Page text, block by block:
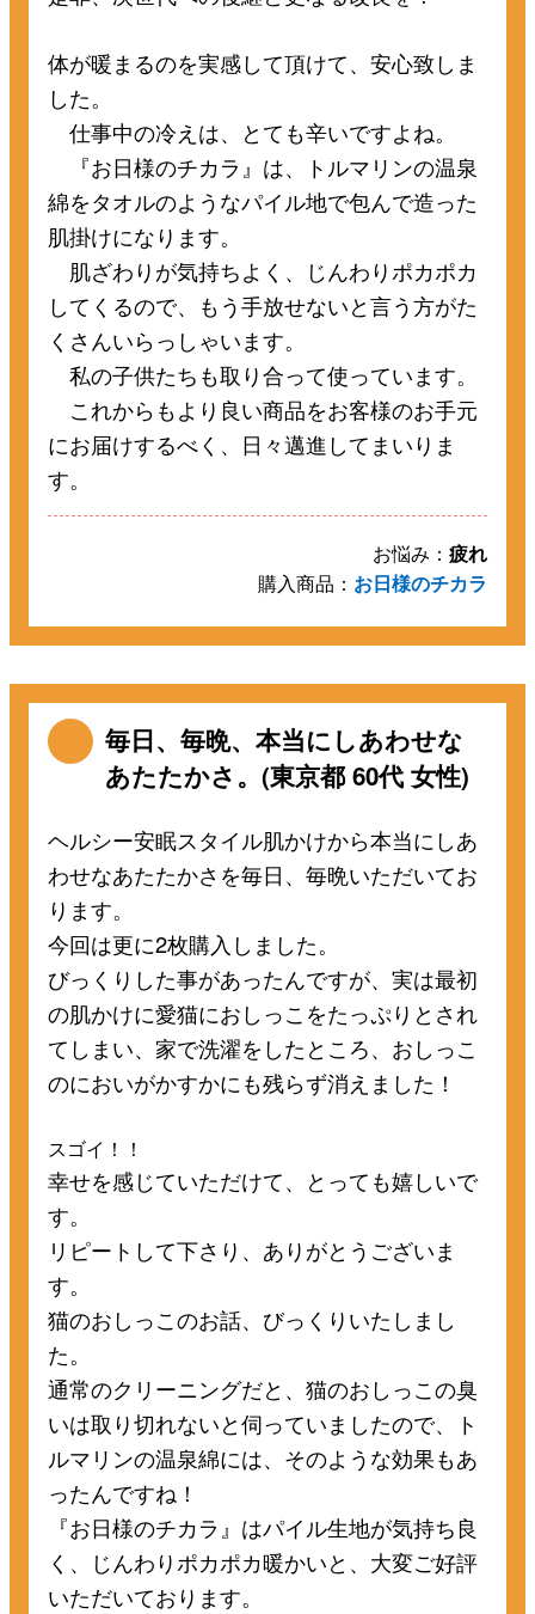
体が暖まるのを実感して頂けて、安心致しま
した。
仕事中の冷えは、とても辛いですよね。
『お日様のチカラ』は、トルマリンの温泉
綿をタオルのようなパイル地で包んで造った
肌掛けになります。
肌ざわりが気持ちよく、じんわりポカポカ
してくるので、もう手放せないと言う方がた
くさんいらっしゃいます。
私の子供たちも取り合って使っています。
これからもより良い商品をお客様のお手元
にお届けするべく、日々邁進してまいりま
す。
お悩み： 疲れ
購入商品： お日様のチカラ
毎日、毎晩、本当にしあわせな
あたたかさ。(東京都 60代 女性)
ヘルシー安眠スタイル肌かけから本当にしあ
わせなあたたかさを毎日、毎晩いただいてお
ります。
今回は更に2枚購入しました。
びっくりした事があったんですが、実は最初
の肌かけに愛猫におしっこをたっぷりとされ
てしまい、家で洗濯をしたところ、おしっこ
のにおいがかすかにも残らず消えました！
スゴイ！！
幸せを感じていただけて、とっても嬉しいで
す。
リピートして下さり、ありがとうございま
す。
猫のおしっこのお話、びっくりいたしまし
た。
通常のクリーニングだと、猫のおしっこの臭
いは取り切れないと伺っていましたので、ト
ルマリンの温泉綿には、そのような効果もあ
ったんですね！
『お日様のチカラ』はパイル生地が気持ち良
く、じんわりポカポカ暖かいと、大変ご好評
いただいております。